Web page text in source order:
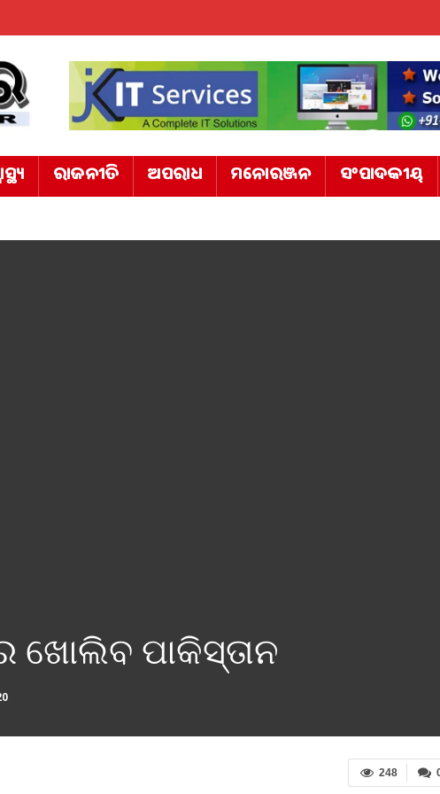
ରାଜନୀତି ଅପରାଧ ମନୋରଞ୍ଜନ ସଂପାଦକୀୟ
ପାକିସ୍ତାନ
248